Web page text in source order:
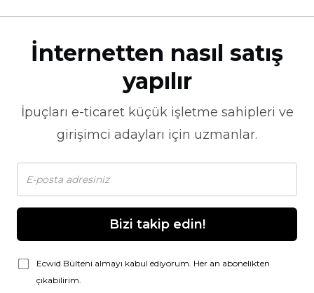
İnternetten nasıl satış
yapılır
İpuçları e-ticaretküçük işletme sahipleri ve
girişimci adayları için uzmanlar.
Bizi takip edin!
Ecwid Bülteni almayı kabul ediyorum. Her an abonelikten
çıkabilirim.